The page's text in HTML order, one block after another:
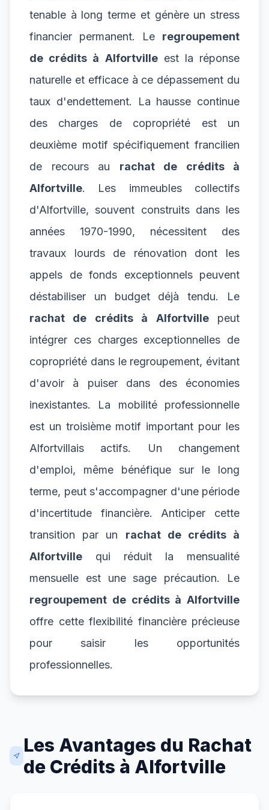
tenable à long terme et génère un stress
financier permanent. Le regroupement
de crédits à Alfortvilleest la réponse
naturelle et efficace à ce dépassement du
taux d'endettement. La hausse continue
des charges de copropriété est un
deuxième motif spécifiquement francilien
de recours au rachat de crédits à
Alfortville. Les immeubles collectifs
d'Alfortville, souvent construits dans les
années 1970-1990, nécessitent des
travaux lourds de rénovation dont les
appels de fonds exceptionnels peuvent
déstabiliser un budget déjà tendu. Le
rachat de crédits à Alfortvillepeut
intégrer ces charges exceptionnelles de
copropriété dans le regroupement, évitant
d'avoir à puiser dans des économies
inexistantes. La mobilité professionnelle
est un troisième motif important pour les
Alfortvillais actifs. Un changement
d'emploi, même bénéfique sur le long
terme, peut s'accompagner d'une période
d'incertitude financière. Anticiper cette
transition par un rachat de crédits à
Alfortville qui réduit la mensualité
mensuelle est une sage précaution. Le
regroupement de crédits à Alfortville
offre cette flexibilité financière précieuse
pour saisir les opportunités
professionnelles.
Les Avantages du Rachat
de Crédits à Alfortville